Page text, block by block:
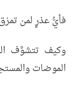
فأيُّ عذرٍ لمن
وكيف تتشوَّف
الموضات